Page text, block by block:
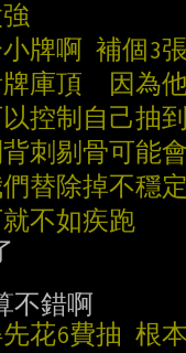
牌啊 補個3
庫頂  因為
控制自己抽
刺剔骨可能
替除掉不穩
不如疾跑
花6費抽 根